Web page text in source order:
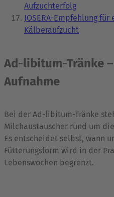
Aufzuchterfolg
JOSERA-Empfehlung
Kälberaufzucht
Ad-libitum-Tränke
Aufnahme
Bei der Ad-libitum-Tränke
Milchaustauscher rund um
Es entscheidet selbst, wann
Fütterungsform wird in der
Lebenswochen begrenzt.